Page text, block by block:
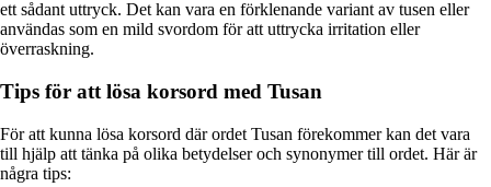
ett sådant uttryck. Det kan vara en förklenande variant av tusen eller
användas som en mild svordom för att uttrycka irritation eller
överraskning.
Tips för att lösa korsord med Tusan
För att kunna lösa korsord där ordet Tusan förekommer kan det vara
till hjälp att tänka på olika betydelser och synonymer till ordet. Här är
några tips: